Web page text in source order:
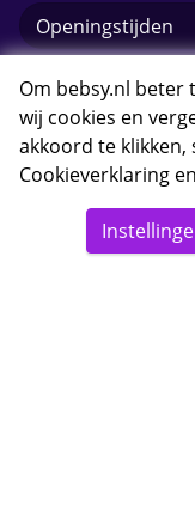
Openingstijden
E-mail Bebsy.nl
© 2026 Bebsy.nl
Om bebsy.nl
wij cookies en
akkoord te klikken,
Cookieverklaring en